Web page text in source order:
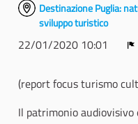
Destinazione Puglia:
sviluppo turistico
22/01/2020 10:01
(report focus turismo
Il patrimonio